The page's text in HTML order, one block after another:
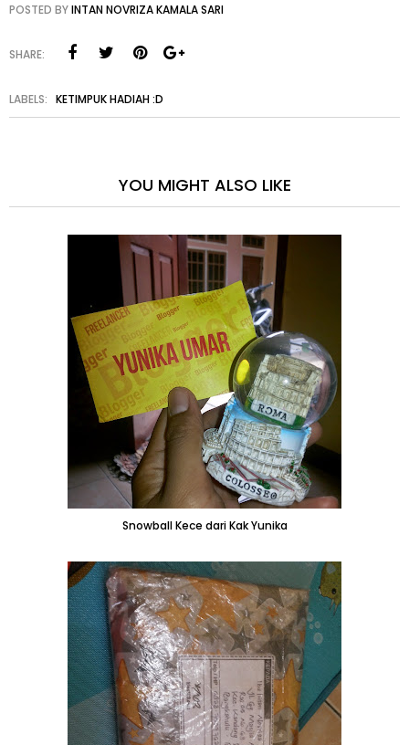
POSTED BYINTAN NOVRIZA KAMALA SARI
SHARE:
LABELS: KETIMPUK HADIAH :D
YOU MIGHT ALSO LIKE
Snowball Kece dari Kak Yunika